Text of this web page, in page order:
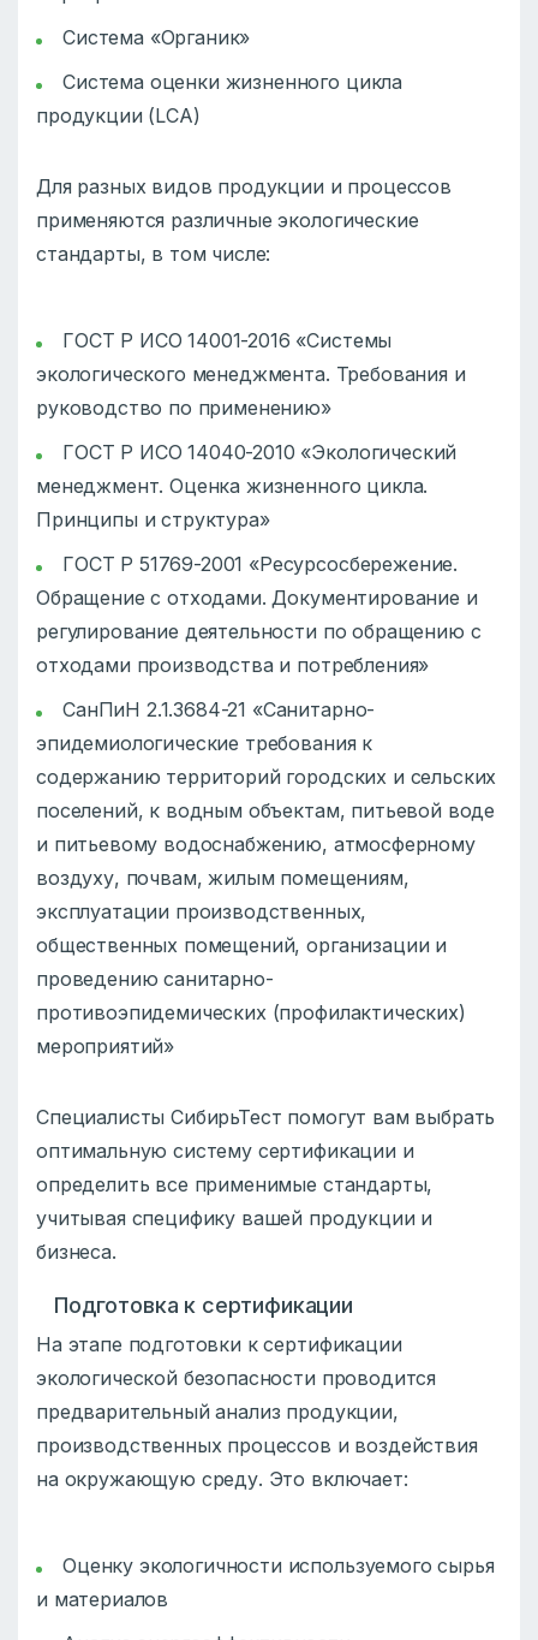
Система «Органик»
Система оценки жизненного цикла
продукции (LCA)
Для разных видов продукции и процессов
применяются различные экологические
стандарты, в том числе:
ГОСТ Р ИСО 14001-2016 «Системы
экологического менеджмента. Требования и
руководство по применению»
ГОСТ Р ИСО 14040-2010 «Экологический
менеджмент. Оценка жизненного цикла.
Принципы и структура»
ГОСТ Р 51769-2001 «Ресурсосбережение.
Обращение с отходами. Документирование и
регулирование деятельности по обращению с
отходами производства и потребления»
СанПиН 2.1.3684-21 «Санитарно-
эпидемиологические требования к
содержанию территорий городских и сельских
поселений, к водным объектам, питьевой воде
и питьевому водоснабжению, атмосферному
воздуху, почвам, жилым помещениям,
эксплуатации производственных,
общественных помещений, организации и
проведению санитарно-
противоэпидемических (профилактических)
мероприятий»
Специалисты СибирьТест помогут вам выбрать
оптимальную систему сертификации и
определить все применимые стандарты,
учитывая специфику вашей продукции и
бизнеса.
Подготовка к сертификации
На этапе подготовки к сертификации
экологической безопасности проводится
предварительный анализ продукции,
производственных процессов и воздействия
на окружающую среду. Это включает:
Оценку экологичности используемого сырья
и материалов